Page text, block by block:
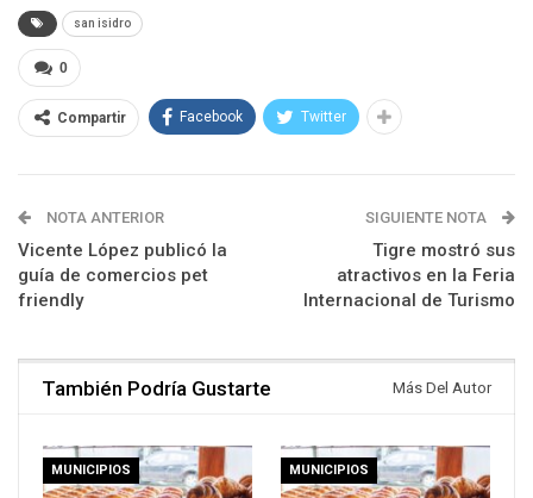
san isidro
0
Compartir Facebook Twitter
NOTA ANTERIOR
Vicente López publicó la
guía de comercios pet
friendly
SIGUIENTE NOTA
Tigre mostró sus
atractivos en la Feria
Internacional de Turismo
También Podría Gustarte Más Del Autor
MUNICIPIOS MUNICIPIOS